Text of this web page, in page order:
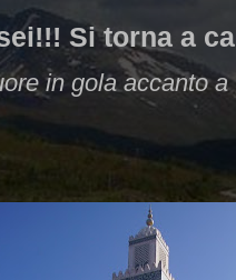
Si torna a
in gola accanto